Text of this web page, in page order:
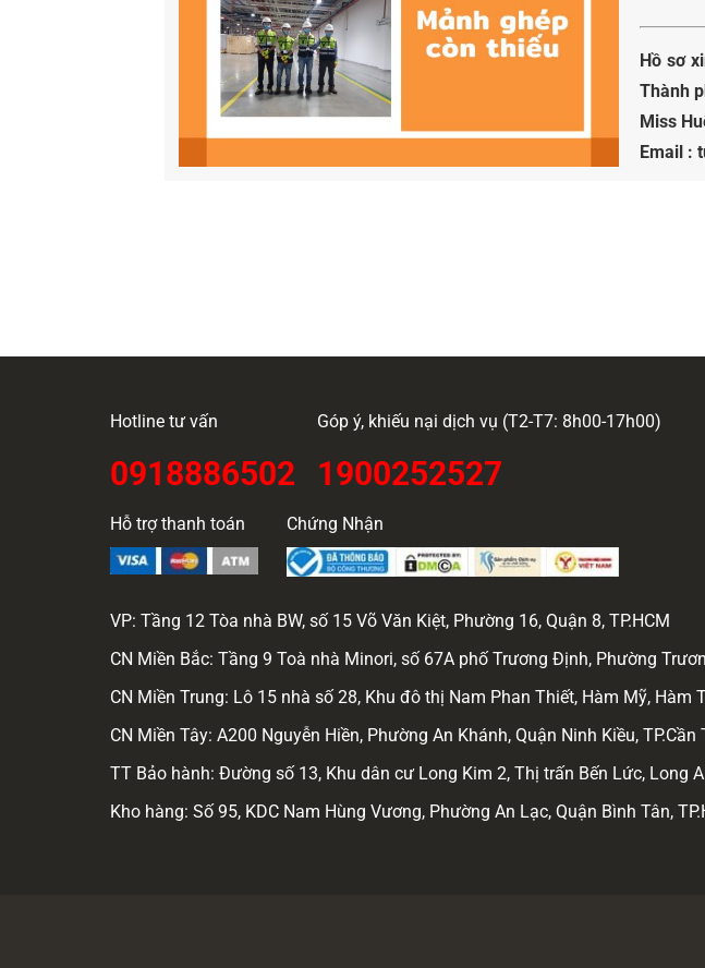
Hồ sơ
Thành
Miss
Email :
Hotline tư vấn
0918886502
Góp ý, khiếu nại dịch vụ (T2-T7: 8h00-17h00)
1900252527
Hỗ trợ thanh toán Chứng Nhận
VP: Tầng 12 Tòa nhà BW, số 15 Võ Văn Kiệt, Phường 16, Quận 8, TP.HCM
CN Miền Bắc: Tầng 9 Toà nhà Minori, số 67A phố Trương Định, Phường
CN Miền Trung: Lô 15 nhà số 28, Khu đô thị Nam Phan Thiết, Hàm Mỹ, Hàm
CN Miền Tây: A200 Nguyễn Hiền, Phường An Khánh, Quận Ninh Kiều, TP.Cần
TT Bảo hành: Đường số 13, Khu dân cư Long Kim 2, Thị trấn Bến Lức, Long
Kho hàng: Số 95, KDC Nam Hùng Vương, Phường An Lạc, Quận Bình Tân,